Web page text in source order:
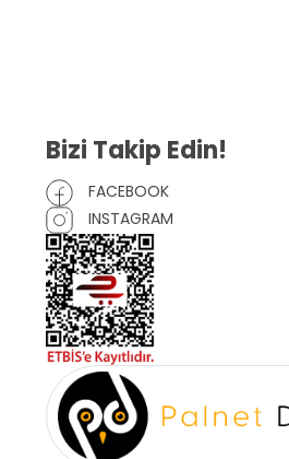
Bizi Takip Edin!
FACEBOOK
INSTAGRAM